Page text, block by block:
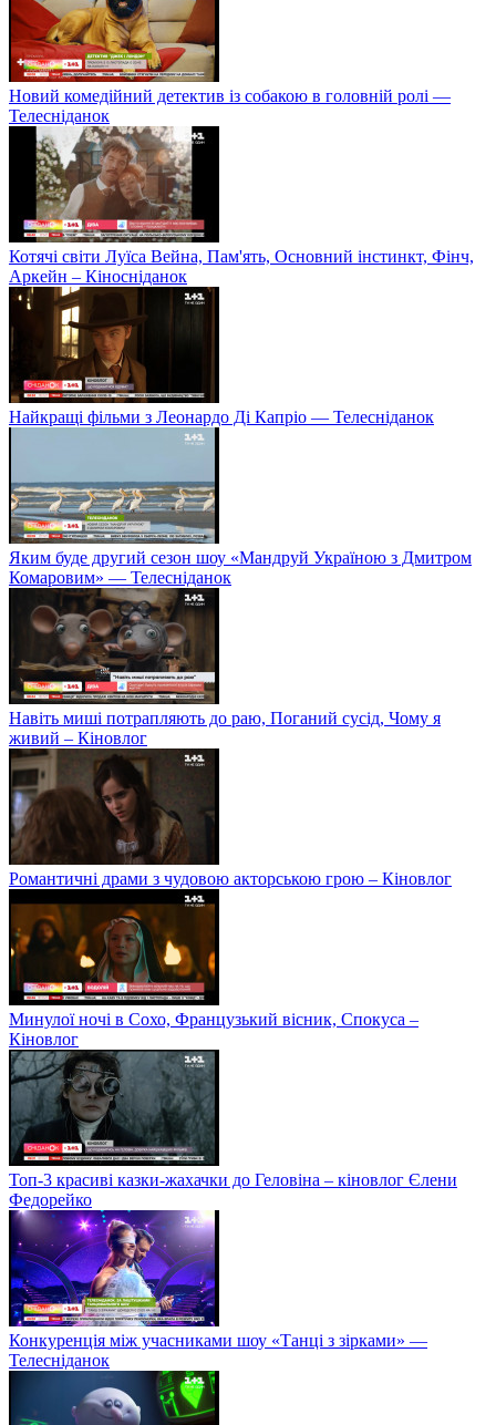
Новий комедійний детектив із собакою в головній ролі —
Телесніданок
Котячі світи Луїса Вейна, Пам'ять, Основний інстинкт, Фінч,
Аркейн – Кіносніданок
Найкращі фільми з Леонардо Ді Капріо — Телесніданок
Яким буде другий сезон шоу «Мандруй Україною з Дмитром
Комаровим» — Телесніданок
Навіть миші потрапляють до раю, Поганий сусід, Чому я
живий – Кіновлог
Романтичні драми з чудовою акторською грою – Кіновлог
Минулої ночі в Сохо, Французький вісник, Спокуса –
Кіновлог
Топ-3 красиві казки-жахачки до Геловіна – кіновлог Єлени
Федорейко
Конкуренція між учасниками шоу «Танці з зірками» —
Телесніданок